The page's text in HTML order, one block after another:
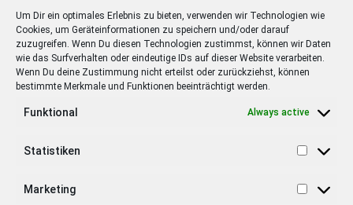
Um Dir ein optimales Erlebnis zu bieten, verwenden wir Technologien wie
Cookies, um Geräteinformationen zu speichern und/oder darauf
zuzugreifen. Wenn Du diesen Technologien zustimmst, können wir Daten
wie das Surfverhalten oder eindeutige IDs auf dieser Website verarbeiten.
Wenn Du deine Zustimmung nicht erteilst oder zurückziehst, können
bestimmte Merkmale und Funktionen beeinträchtigt werden.
Funktional Always active
Statistiken
Marketing
EMPFOHLEN
STARS 4 years ago
Barbara Schöneberger Moderatorin
von “Verstehen Sie Spaß?”